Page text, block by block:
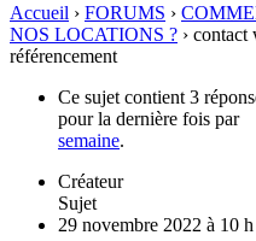
Accueil › FORUMS ›
NOS LOCATIONS ? › contact
référencement
Ce sujet contient 3
pour la dernière fois par
semaine.
Créateur
Sujet
29 novembre 2022 à 10